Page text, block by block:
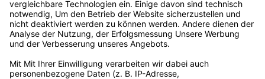
Außergerichtliche Streitbeilegung
Steuern, Umlagen, Abgaben & Gebühren
Veröffentlichungen nach REMIT
Erklärung zur Barrierefreiheit
Rechtliches